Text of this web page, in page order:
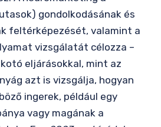
gondolkodásának és
feltérképezését, valamint a
vizsgálatát célozza –
eljárásokkal, mint az
azt is vizsgálja, hogyan
ingerek, például egy
vagy magának a